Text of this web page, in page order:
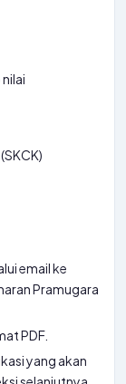
email ke
Pramugara
PDF.
yang akan